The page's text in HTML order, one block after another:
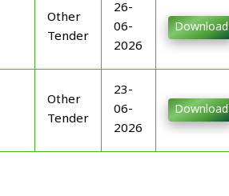
Other
Tender
26-
06-
2026
Download
Other
Tender
23-
06-
2026
Download